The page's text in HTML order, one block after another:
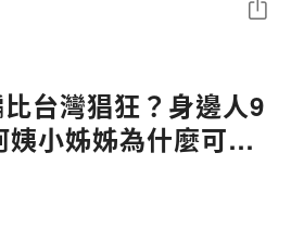
台灣猖狂？身邊人9
小姊姊為什麼可以
分享